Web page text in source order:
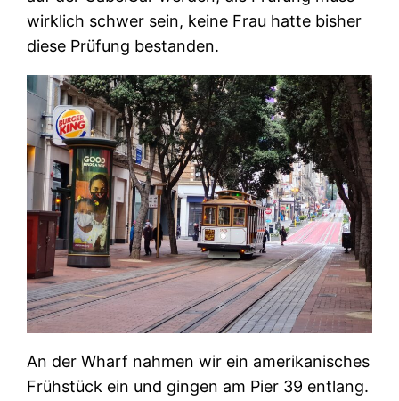
wirklich schwer sein, keine Frau hatte bisher
diese Prüfung bestanden.
An der Wharf nahmen wir ein amerikanisches
Frühstück ein und gingen am Pier 39 entlang.